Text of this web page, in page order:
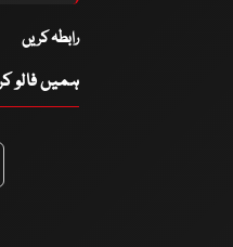
رابطہ کریں
ہمیں فالو